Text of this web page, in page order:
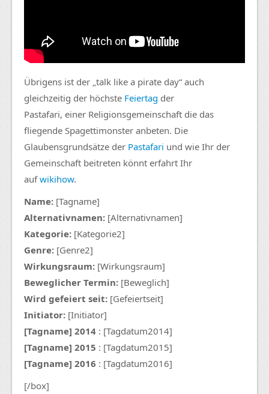
Übrigens ist der „talk like a pirate day“ auch
gleichzeitig der höchste Feiertag der
Pastafari, einer Religionsgemeinschaft die das
fliegende Spagettimonster anbeten. Die
Glaubensgrundsätze der Pastafari und wie Ihr der
Gemeinschaft beitreten könnt erfahrt Ihr
aufwikihow.
Name: [Tagname]
Alternativnamen: [Alternativnamen]
Kategorie: [Kategorie2]
Genre: [Genre2]
Wirkungsraum: [Wirkungsraum]
Beweglicher Termin: [Beweglich]
Wird gefeiert seit: [Gefeiertseit]
Initiator: [Initiator]
[Tagname] 2014 : [Tagdatum2014]
[Tagname] 2015 : [Tagdatum2015]
[Tagname] 2016 : [Tagdatum2016]
[/box]